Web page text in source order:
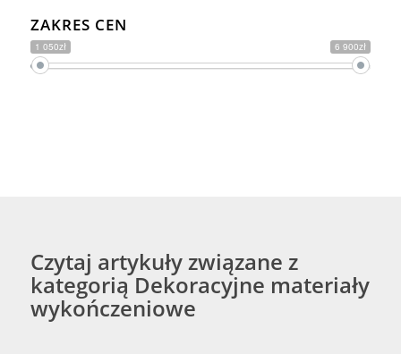
ZAKRES CEN
1 050zł 6 900zł
Czytaj artykuły związane z
kategorią Dekoracyjne materiały
wykończeniowe